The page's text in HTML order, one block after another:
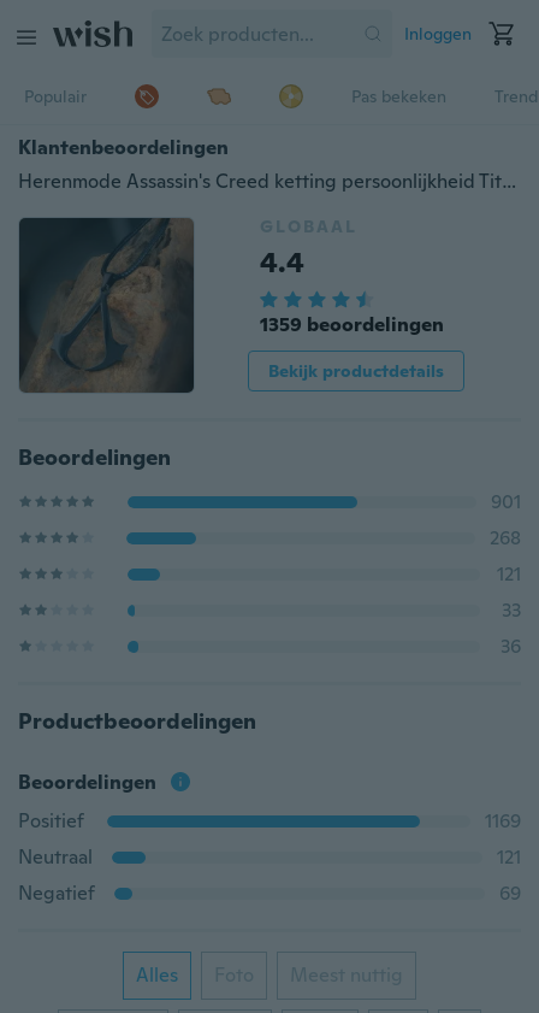
Inloggen
Populair Pas bekeken
Klantenbeoordelingen
Herenmode Assassin's Creed ketting persoonlijkheid Titanium stalen hanger ketting
GLOBAAL
4.4
1359 beoordelingen
Bekijk productdetails
Beoordelingen
901
268
121
33
36
Productbeoordelingen
Beoordelingen
Positief
1169
Neutraal
121
Negatief
69
Alles Foto Meest nuttig